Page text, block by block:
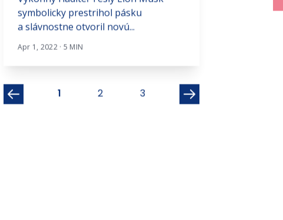
symbolicky prestrihol pásku
a slávnostne otvoril novú...
Apr 1, 2022 · 5 MIN
prípadne
1 2 3